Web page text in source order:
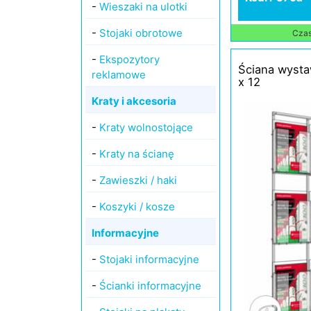
- Wieszaki na ulotki
- Stojaki obrotowe
- Ekspozytory
reklamowe
Kraty i akcesoria
- Kraty wolnostojące
- Kraty na ścianę
- Zawieszki / haki
- Koszyki / kosze
Informacyjne
- Stojaki informacyjne
- Ścianki informacyjne
Ściana
x 12